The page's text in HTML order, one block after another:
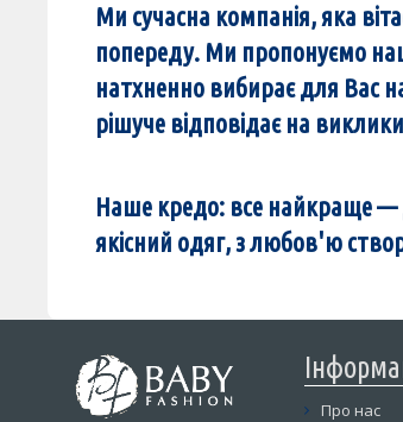
Ми сучасна компанія, яка
попереду. Ми пропонуємо
натхненно вибирає для Вас
рішуче відповідає на
Наше кредо: все найкраще —
якісний одяг, з любов'ю
Про нас